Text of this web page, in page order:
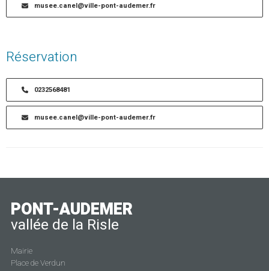
musee.canel@ville-pont-audemer.fr
Réservation
0232568481
musee.canel@ville-pont-audemer.fr
PONT-AUDEMER
vallée de la Risle
Mairie
Place de Verdun